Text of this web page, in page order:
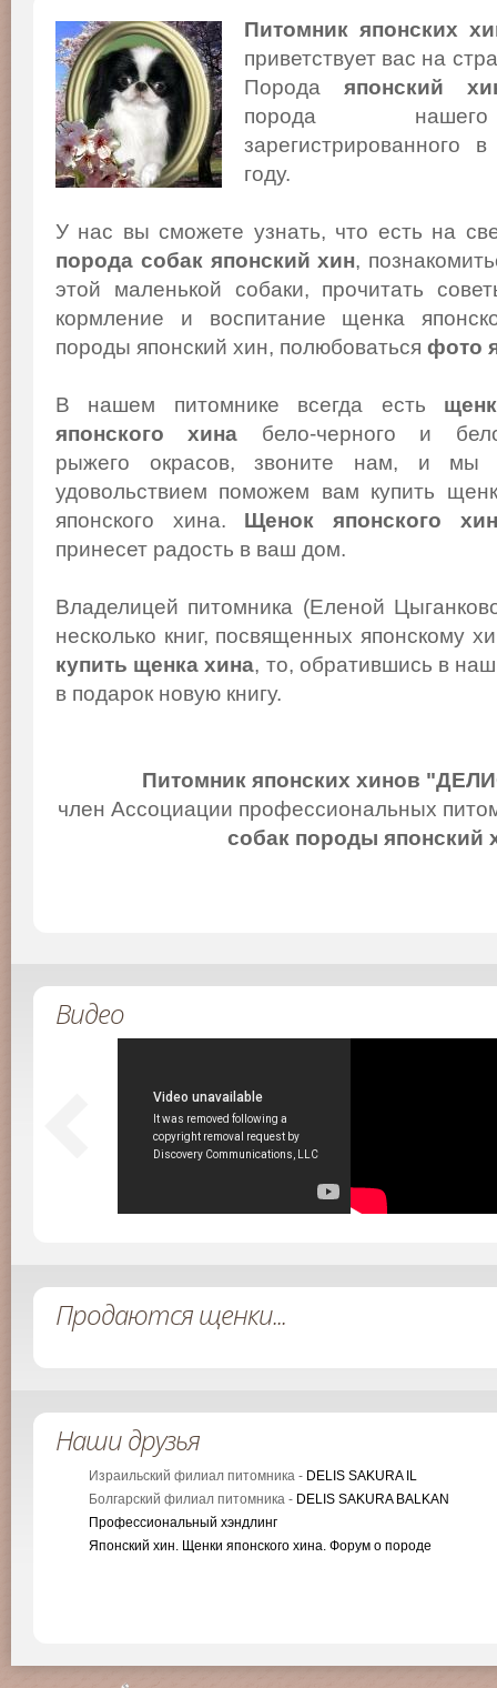
Питомник японских
приветствует вас на
Порода японский
порода
году.
У нас вы сможете узнать, что есть на
порода собак японский хин,
этой маленькой собаки, прочитать
кормление и воспитание щенка
породы японский хин, полюбоваться фото
В нашем питомнике всегда есть
японского хина бело-черного и
рыжего окрасов, звоните нам, и мы
удовольствием поможем вам купить
японского хина. Щенок японского
принесет радость в ваш дом.
Владелицей питомника (Еленой
несколько книг, посвященных японскому
купить щенка хина, то, обратившись в
в подарок новую книгу.
Питомник японских хинов
член Ассоциации профессиональных
собак породы японский
Видео
Продаются щенки...
Наши друзья
Израильский филиал питомника - DELIS SAKURA IL
Болгарский филиал питомника - DELIS SAKURA BALKAN
Профессиональный хэндлинг
Японский хин. Щенки японского хина. Форум о породе